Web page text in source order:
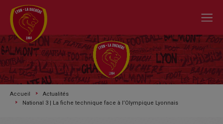
Accueil
Actualités
National 3 | La fiche technique face à l’Olympique Lyonnais